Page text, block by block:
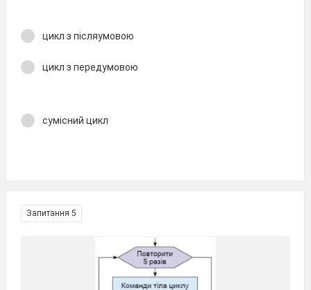
цикл з післяумовою
цикл з передумовою
сумісний цикл
Запитання 5